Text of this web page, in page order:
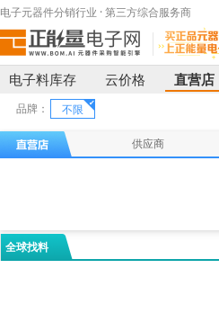
电子元器件分销行业 · 第三方综合服务商
电子料库存 云价格 直营店
品牌： 不限
供应商
全球找料